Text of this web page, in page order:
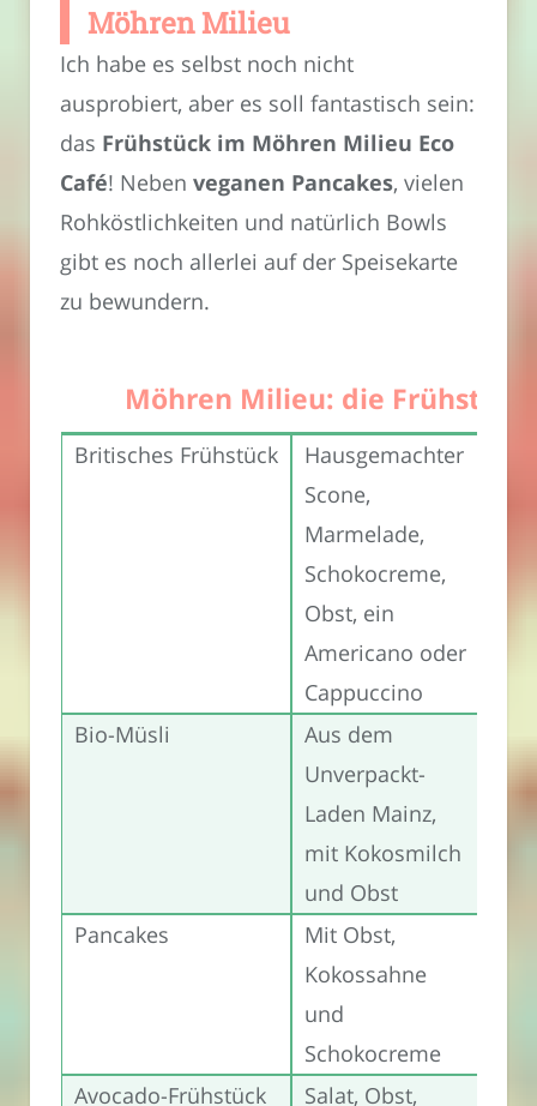
Möhren Milieu
Ich habe es selbst noch nicht
ausprobiert, aber es soll fantastisch sein:
das Frühstück im Möhren Milieu Eco
Café! Neben veganen Pancakes, vielen
Rohköstlichkeiten und natürlich Bowls
gibt es noch allerlei auf der Speisekarte
zu bewundern.
Möhren Milieu: die
Britisches Frühstück
Hausgemachter
Scone,
Marmelade,
Schokocreme,
Obst, ein
Americano oder
Cappuccino
Bio-Müsli
Aus dem
Unverpackt-
Laden Mainz,
mit Kokosmilch
und Obst
Pancakes
Mit Obst,
Kokossahne
und
Schokocreme
Avocado-Frühstück Salat, Obst,